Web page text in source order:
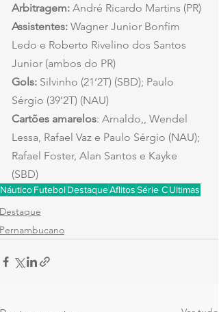
Arbitragem: André Ricardo Martins (PR)
Assistentes: Wagner Junior Bonfim
Ledo e Roberto Rivelino dos Santos
Junior (ambos do PR)
Gols: Silvinho (21’2T) (SBD); Paulo
Sérgio (39’2T) (NAU)
Cartões amarelos: Arnaldo,, Wendel
Lessa, Rafael Vaz e Paulo Sérgio (NAU);
Rafael Foster, Alan Santos e Kayke
(SBD)
NáuticoFutebol DestaqueAflitosSérie CUltimas
Destaque
Pernambucano